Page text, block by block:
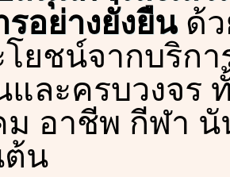
อย่างยั่งยืนด้ว
โยชน์จากบริก
และครบวงจร
ม อาชีพ กีฬา
ต้น